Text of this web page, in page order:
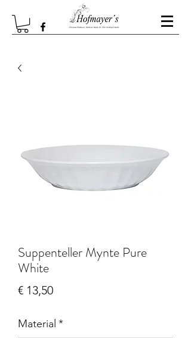
Suppenteller Mynte Pure
White
€ 13,50Preis
Material *